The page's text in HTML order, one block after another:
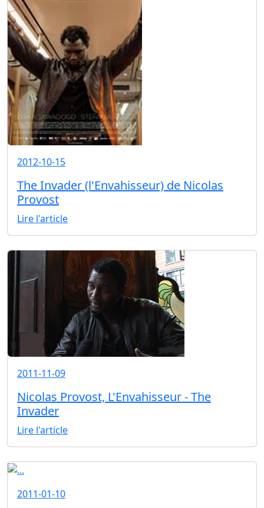
2012-10-15
The Invader (l'Envahisseur) de Nicolas
Provost
Lire l'article
2011-11-09
Nicolas Provost, L'Envahisseur - The
Invader
Lire l'article
2011-01-10